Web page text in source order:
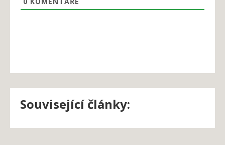
Související články: